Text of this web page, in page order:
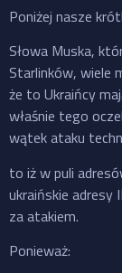
Poniżej nasze
Słowa Muska,
Starlinków, wiele
że to Ukraińcy
właśnie tego
wątek ataku
to iż w puli
ukraińskie adresy
za atakiem.
Ponieważ: